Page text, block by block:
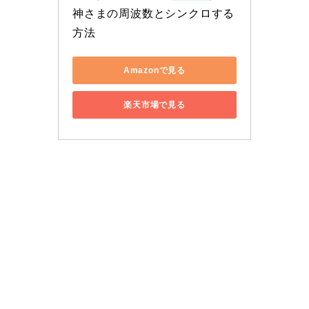
神さまの周波数とシンクロする
方法
Amazonで見る
楽天市場で見る